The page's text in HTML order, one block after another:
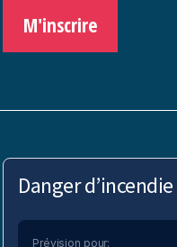
M'inscrire
Danger d’incendie
Prévision pour: